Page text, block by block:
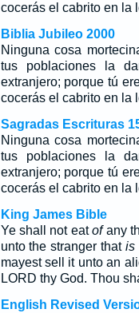
cocerás el cabrito en la
Biblia Jubileo 2000
Ninguna cosa
tus poblaciones la
extranjero; porque tú
cocerás el cabrito en la
Sagradas Escrituras
Ninguna cosa
tus poblaciones la
extranjero; porque tú
cocerás el cabrito en la
King James Bible
Ye shall not eatofany
unto the stranger thatis
mayest sell it unto an
LORD thy God. Thou
English Revised